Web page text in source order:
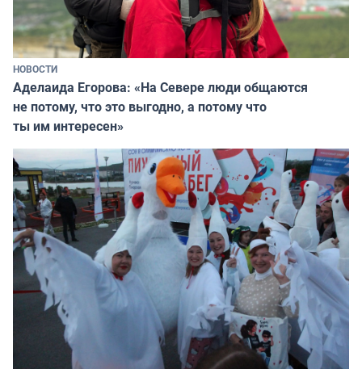
НОВОСТИ
Аделаида Егорова: «На Севере люди общаются
не потому, что это выгодно, а потому что
ты им интересен»